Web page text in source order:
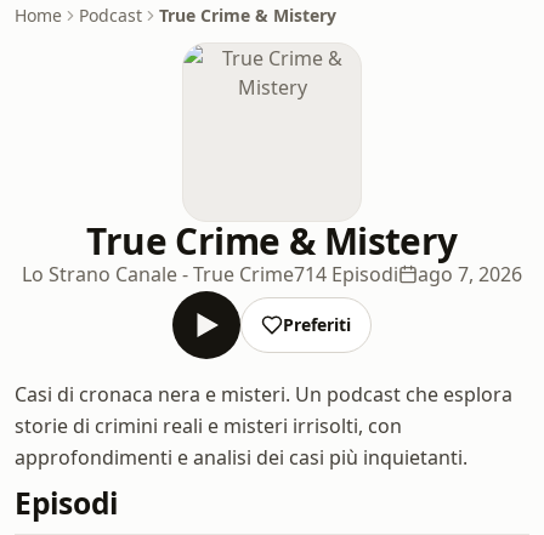
Home Podcast True Crime & Mistery
True Crime & Mistery
Lo Strano Canale - True Crime714 Episodi ago 7, 2026
Preferiti
Casi di cronaca nera e misteri. Un podcast che esplora
storie di crimini reali e misteri irrisolti, con
approfondimenti e analisi dei casi più inquietanti.
Episodi